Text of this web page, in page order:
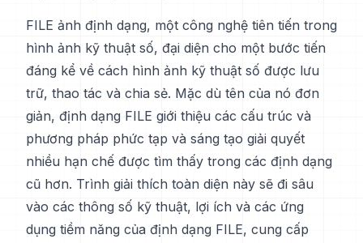
FILE ảnh định dạng, một công nghệ tiên tiến trong
hình ảnh kỹ thuật số, đại diện cho một bước tiến
đáng kể về cách hình ảnh kỹ thuật số được lưu
trữ, thao tác và chia sẻ. Mặc dù tên của nó đơn
giản, định dạng FILE giới thiệu các cấu trúc và
phương pháp phức tạp và sáng tạo giải quyết
nhiều hạn chế được tìm thấy trong các định dạng
cũ hơn. Trình giải thích toàn diện này sẽ đi sâu
vào các thông số kỹ thuật, lợi ích và các ứng
dụng tiềm năng của định dạng FILE, cung cấp